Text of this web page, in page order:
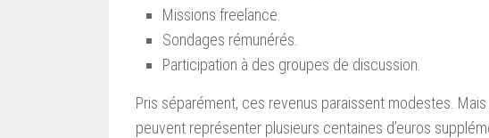
Missions freelance.
Sondages rémunérés.
Participation à des groupes de discussion.
Pris séparément, ces revenus paraissent modestes.
peuvent représenter plusieurs centaines d’euros